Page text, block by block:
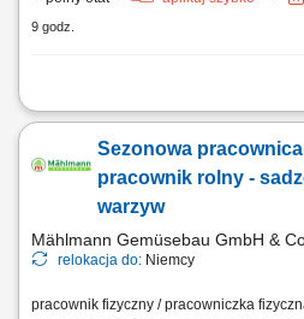
9 godz.
Zakres obowiązków: przygotowanie
innych zanieczyszczeń, śrutowanie
przygotowanie elementów do dalszej
Sezonowa
pracownik rolny -
warzyw
Mählmann Gemüsebau GmbH &
relokacja do: Niemcy
pracownik fizyczny / pracowniczka